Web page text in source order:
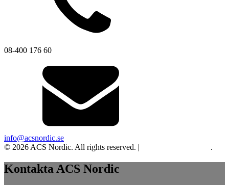
08-400 176 60
info@acsnordic.se
© 2026 ACS Nordic. All rights reserved. |
.
Kontakta ACS Nordic